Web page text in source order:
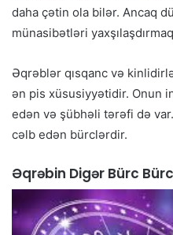
daha çətin ola bilər. Ancaq
münasibətləri
Əqrəblər qısqanc və
ən pis xüsusiyyətidir. Onun
edən və şübhəli tərəfi də
cəlb edən bürclərdir.
Əqrəbin Digər Bürc